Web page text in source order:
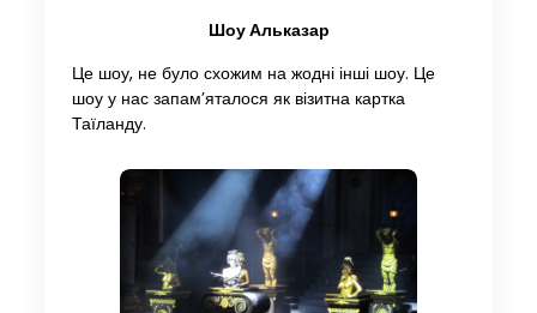
Шоу Альказар
Це шоу, не було схожим на жодні інші шоу. Це
шоу у нас запам’яталося як візитна картка
Таїланду.